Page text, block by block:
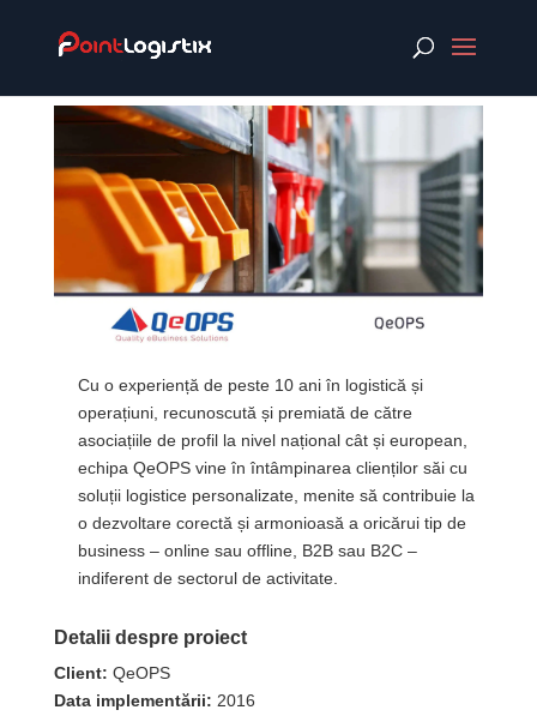
Cu o experiență de peste 10 ani în logistică și
operațiuni, recunoscută și premiată de către
asociațiile de profil la nivel național cât și european,
echipa QeOPS vine în întâmpinarea clienților săi cu
soluții logistice personalizate, menite să contribuie la
o dezvoltare corectă și armonioasă a oricărui tip de
business – online sau offline, B2B sau B2C –
indiferent de sectorul de activitate.
Detalii despre proiect
Client: QeOPS
Data implementării: 2016